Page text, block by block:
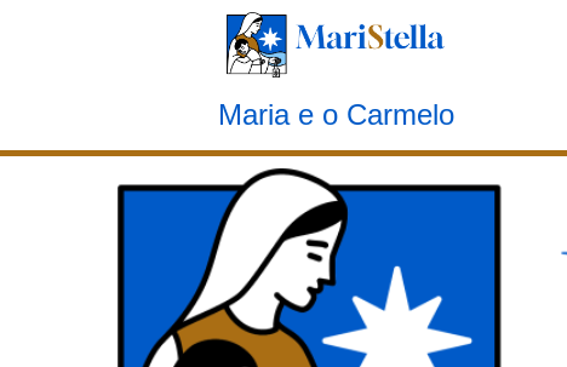
Maria e o Carmelo